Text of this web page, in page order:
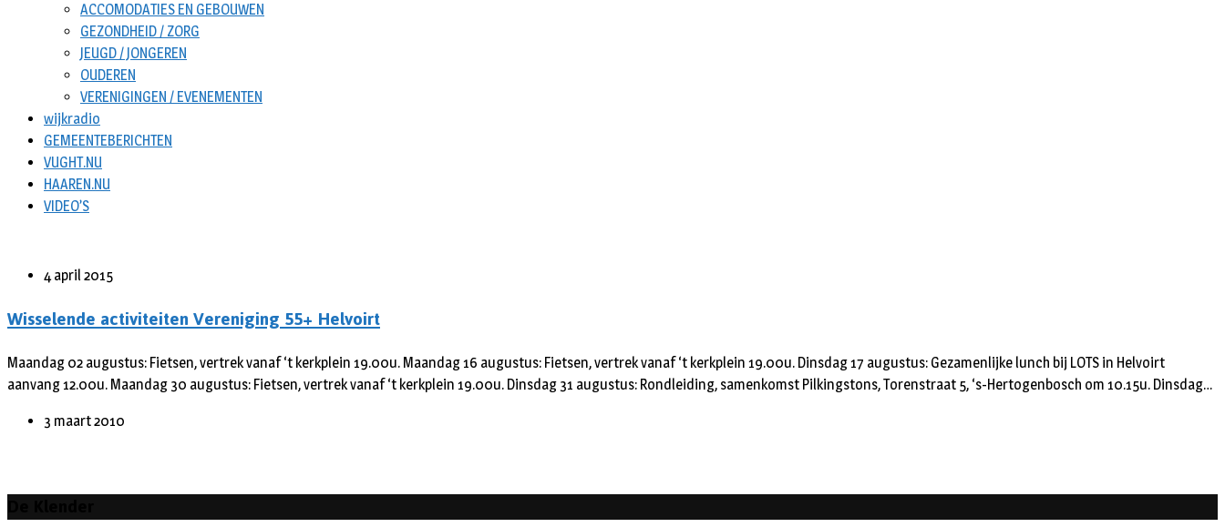
ACCOMODATIES EN GEBOUWEN
GEZONDHEID / ZORG
JEUGD / JONGEREN
OUDEREN
VERENIGINGEN / EVENEMENTEN
wijkradio
GEMEENTEBERICHTEN
VUGHT.NU
HAAREN.NU
VIDEO’S
4 april 2015
Wisselende activiteiten Vereniging 55+ Helvoirt
Maandag 02 augustus: Fietsen, vertrek vanaf ‘t kerkplein 19.00u. Maandag 16 augustus: Fietsen, vertrek vanaf ‘t kerkplein 19.00u. Dinsdag 17 augustus: Gezamenlijke lunch bij LOTS in Helvoirt
aanvang 12.00u. Maandag 30 augustus: Fietsen, vertrek vanaf ‘t kerkplein 19.00u. Dinsdag 31 augustus: Rondleiding, samenkomst Pilkingstons, Torenstraat 5, ‘s-Hertogenbosch om 10.15u. Dinsdag…
3 maart 2010